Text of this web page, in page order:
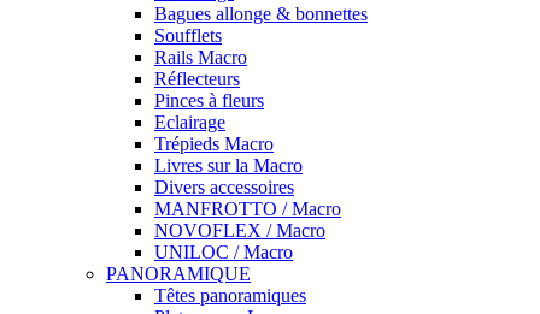
Bagues allonge & bonnettes
Soufflets
Rails Macro
Réflecteurs
Pinces à fleurs
Eclairage
Trépieds Macro
Livres sur la Macro
Divers accessoires
MANFROTTO / Macro
NOVOFLEX / Macro
UNILOC / Macro
PANORAMIQUE
Têtes panoramiques